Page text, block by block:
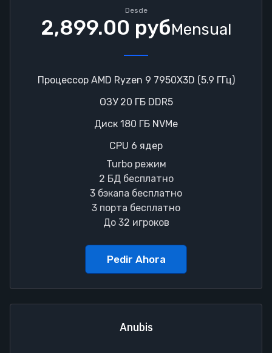
Desde
2,899.00 рубMensual
Процессор AMD Ryzen 9 7950X3D (5.9 ГГц)
ОЗУ 20 ГБ DDR5
Диск 180 ГБ NVMe
CPU 6 ядер
Turbo режим
2 БД бесплатно
3 бэкапа бесплатно
3 порта бесплатно
До 32 игроков
Pedir Ahora
Anubis